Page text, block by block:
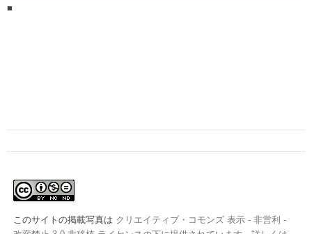
■
このサイトの掲載写真は クリエイティブ・コモンズ 表示 - 非営利 -